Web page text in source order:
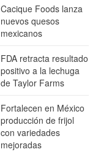
Cacique Foods lanza
nuevos quesos
mexicanos
FDA retracta resultado
positivo a la lechuga
de Taylor Farms
Fortalecen en México
producción de frijol
con variedades
mejoradas